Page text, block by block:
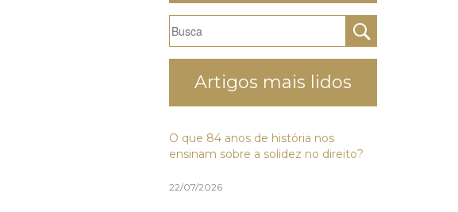
Artigos mais lidos
O que 84 anos de história nos
ensinam sobre a solidez no direito?
22/07/2026